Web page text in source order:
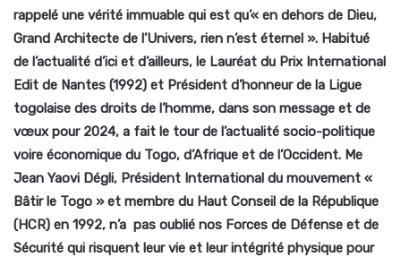
rappelé une vérité immuable qui est qu’« en dehors de Dieu,
Grand Architecte de l’Univers, rien n’est éternel ». Habitué
de l’actualité d’ici et d’ailleurs, le Lauréat du Prix International
Edit de Nantes (1992) et Président d’honneur de la Ligue
togolaise des droits de l’homme, dans son message et de
vœux pour 2024, a fait le tour de l’actualité socio-politique
voire économique du Togo, d’Afrique et de l’Occident. Me
Jean Yaovi Dégli, Président International du mouvement «
Bâtir le Togo » et membre du Haut Conseil de la République
(HCR) en 1992, n’a pas oublié nos Forces de Défense et de
Sécurité qui risquent leur vie et leur intégrité physique pour